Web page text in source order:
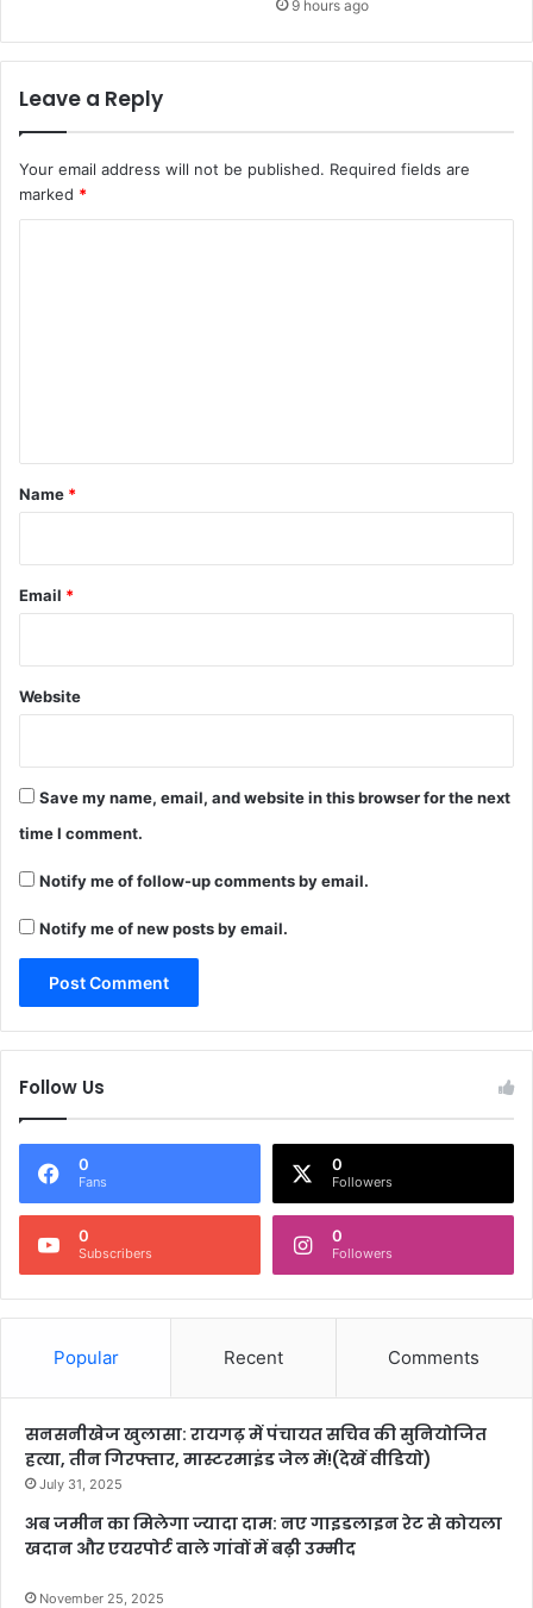
9 hours ago
Leave a Reply
Your email address will not be published. Required fields are
marked *
*
Name *
Email *
Website
Save my name, email, and website in this browser for the next
time I comment.
Notify me of follow-up comments by email.
Notify me of new posts by email.
Follow Us
0
Fans
0
Followers
0
Subscribers
0
Followers
Popular Recent Comments
सनसनीखेज खुलासा: रायगढ़ में पंचायत सचिव की सुनियोजित
हत्या, तीन गिरफ्तार, मास्टरमाइंड जेल में!(देखें वीडियो)
July 31, 2025
अब जमीन का मिलेगा ज्यादा दाम: नए गाइडलाइन रेट से कोयला
खदान और एयरपोर्ट वाले गांवों में बढ़ी उम्मीद
November 25, 2025